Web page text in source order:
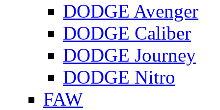
DODGE Avenger
DODGE Caliber
DODGE Journey
DODGE Nitro
FAW